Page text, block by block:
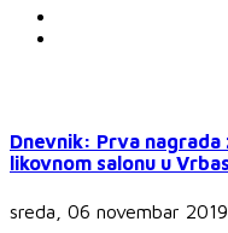
Dnevnik: Prva
likovnom salonu u
sreda, 06 novembar 2019